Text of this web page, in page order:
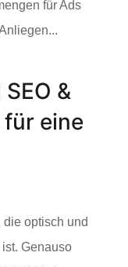
für Ads
&
für eine
die optisch und
Genauso